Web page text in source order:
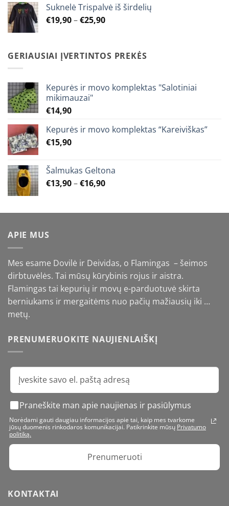
through
€15,90
Suknelė Trispalvė iš širdelių
€19,90–€25,90Price
through
€25,90
GERIAUSIAI ĮVERTINTOS PREKĖS
Kepurės ir movo komplektas "Salotiniai
mikimauzai"
€14,90
Kepurės ir movo komplektas “Kareiviškas”
€15,90
Šalmukas Geltona
€13,90–€16,90Price
through
APIE MUS
Mes esame Dovilė ir Deividas, o Flamingas – šeimos
dirbtuvėlės. Tai mūsų kūrybinis rojus ir aistra.
Flamingas tai kepurių ir movų e-parduotuvė skirta
berniukams ir mergaitėms nuo pačių mažiausių iki …
metų.
PRENUMERUOKITE NAUJIENLAIŠKĮ
Praneškite man apie naujienas ir pasiūlymus
Norėdami gauti daugiau informacijos apie tai, kaip mes tvarkome
jūsų duomenis rinkodaros komunikacijai. Patikrinkite mūsų Privatumo
politiką.
Prenumeruoti
KONTAKTAI